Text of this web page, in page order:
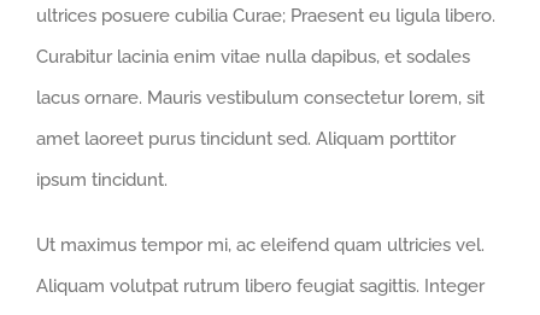
ultrices posuere cubilia Curae; Praesent eu ligula libero.
Curabitur lacinia enim vitae nulla dapibus, et sodales
lacus ornare. Mauris vestibulum consectetur lorem, sit
amet laoreet purus tincidunt sed. Aliquam porttitor
ipsum tincidunt.
Ut maximus tempor mi, ac eleifend quam ultricies vel.
Aliquam volutpat rutrum libero feugiat sagittis. Integer